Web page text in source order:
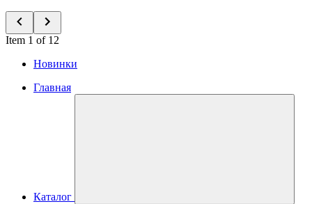
Item 1 of 12
Новинки
Главная
Каталог